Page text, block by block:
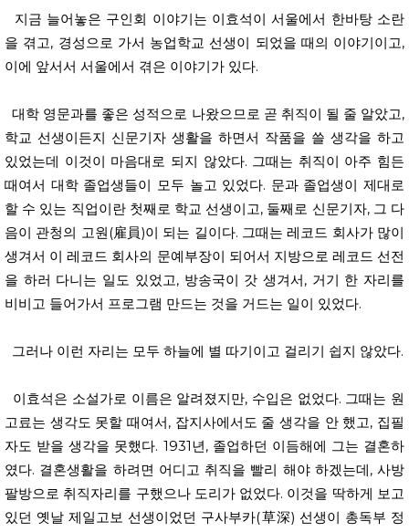
지금 늘어놓은 구인회 이야기는 이효석이 서울에서 한바탕 소란
을 겪고, 경성으로 가서 농업학교 선생이 되었을 때의 이야기이고,
이에 앞서서 서울에서 겪은 이야기가 있다.
대학 영문과를 좋은 성적으로 나왔으므로 곧 취직이 될 줄 알았고,
학교 선생이든지 신문기자 생활을 하면서 작품을 쓸 생각을 하고
있었는데 이것이 마음대로 되지 않았다. 그때는 취직이 아주 힘든
때여서 대학 졸업생들이 모두 놀고 있었다. 문과 졸업생이 제대로
할 수 있는 직업이란 첫째로 학교 선생이고, 둘째로 신문기자, 그 다
음이 관청의 고원(雇員)이 되는 길이다. 그때는 레코드 회사가 많이
생겨서 이 레코드 회사의 문예부장이 되어서 지방으로 레코드 선전
을 하러 다니는 일도 있었고, 방송국이 갓 생겨서, 거기 한 자리를
비비고 들어가서 프로그램 만드는 것을 거드는 일이 있었다.
그러나 이런 자리는 모두 하늘에 별 따기이고 걸리기 쉽지 않았다.
이효석은 소설가로 이름은 알려졌지만, 수입은 없었다. 그때는 원
고료는 생각도 못할 때여서, 잡지사에서도 줄 생각을 안 했고, 집필
자도 받을 생각을 못했다. 1931년, 졸업하던 이듬해에 그는 결혼하
였다. 결혼생활을 하려면 어디고 취직을 빨리 해야 하겠는데, 사방
팔방으로 취직자리를 구했으나 도리가 없었다. 이것을 딱하게 보고
있던 옛날 제일고보 선생이었던 구사부카(草深) 선생이 총독부 정